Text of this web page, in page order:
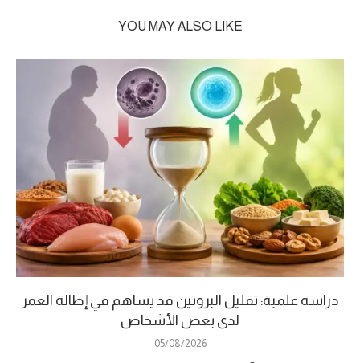
YOU MAY ALSO LIKE
دراسة علمية: تقليل البروتين قد يساهم في إطالة العمر
لدى بعض الأشخاص
05/08/2026